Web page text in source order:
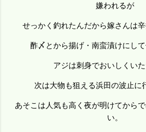
嫌われるが
せっかく釣れたんだから嫁さんは辛
酢〆とから揚げ・南蛮漬けにして
アジは刺身でおいしくいた
次は大物も狙える浜田の波止に
あそこは人気も高く夜が明けてから
い。